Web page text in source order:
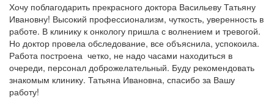
Хочу поблагодарить прекрасного доктора Васильеву Татьяну
Ивановну! Высокий профессионализм, чуткость, уверенность в
работе. В клинику к онкологу пришла с волнением и тревогой.
Но доктор провела обследование, все объяснила, успокоила.
Работа построена четко, не надо часами находиться в
очереди, персонал доброжелательный. Буду рекомендовать
знакомым клинику. Татьяна Ивановна, спасибо за Вашу
работу!